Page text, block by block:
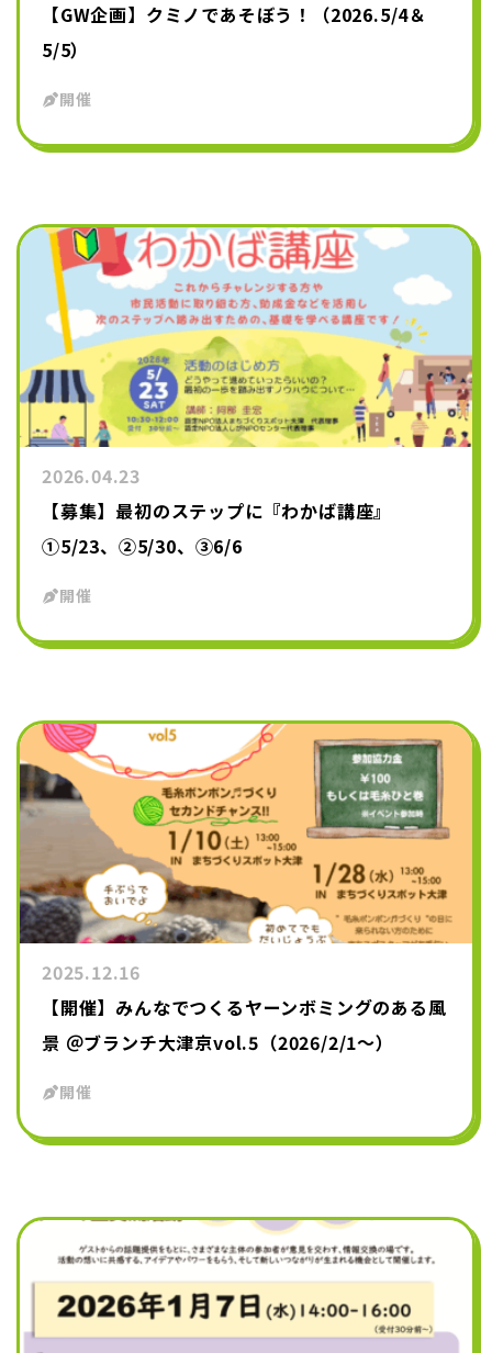
【GW企画】クミノであそぼう！（2026.5/4＆
5/5）
開催
2026.04.23
【募集】最初のステップに『わかば講座』
①5/23、②5/30、③6/6
開催
2025.12.16
【開催】みんなでつくるヤーンボミングのある風
景 ＠ブランチ大津京vol.5（2026/2/1～）
開催